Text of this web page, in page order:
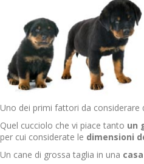
Uno dei primi fattori da
Quel cucciolo che vi piace tanto un
per cui considerate le dimensioni
Un cane di grossa taglia in una